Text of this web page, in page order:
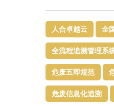
人合卓越云 全
全流程追溯管理系
危废五即规范
危废信息化追溯